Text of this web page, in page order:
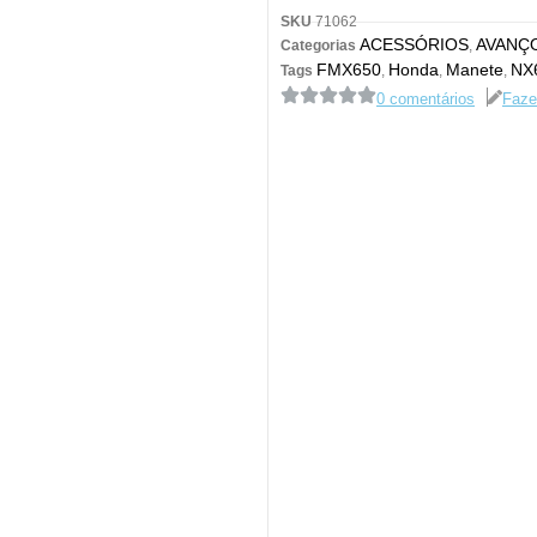
SKU 71062
Categorias ACESSÓRIOS
Tags FMX650 Honda Manete
0 comentários